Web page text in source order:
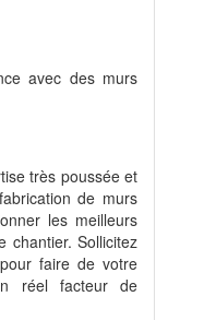
avec des murs
très poussée et
de murs
les meilleurs
chantier. Sollicitez
faire de votre
réel facteur de